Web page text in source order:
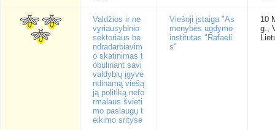
Valdžios ir ne
vyriausybinio
sektoriaus be
ndradarbiavim
o skatinimas t
obulinant savi
valdybių įgyve
ndinamą viešą
ją politiką nefo
rmalaus švieti
mo paslaugų t
eikimo srityse
Viešoji įstaiga "As
menybės ugdymo
institutas "Rafaeli
s"
10
g.,